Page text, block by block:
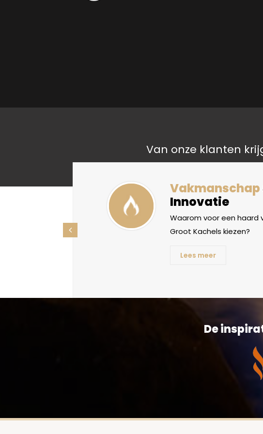
Van onze klanten
Vakmanschap
Innovatie
Waarom voor een haard
Groot Kachels kiezen?
Lees meer
De